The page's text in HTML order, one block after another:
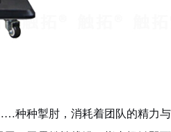
种种掣肘，消耗着团队的精力